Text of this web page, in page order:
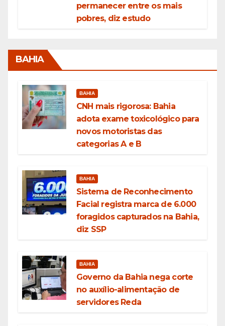
permanecer entre os mais
pobres, diz estudo
BAHIA
BAHIA
CNH mais rigorosa: Bahia
adota exame toxicológico para
novos motoristas das
categorias A e B
BAHIA
Sistema de Reconhecimento
Facial registra marca de 6.000
foragidos capturados na Bahia,
diz SSP
BAHIA
Governo da Bahia nega corte
no auxílio-alimentação de
servidores Reda